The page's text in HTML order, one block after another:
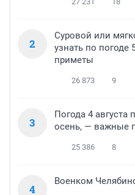
2
Суровой или
узнать по погоде
приметы
26 873 9
3
Погода 4 августа
осень, — важные
25 386 8
4
Военком